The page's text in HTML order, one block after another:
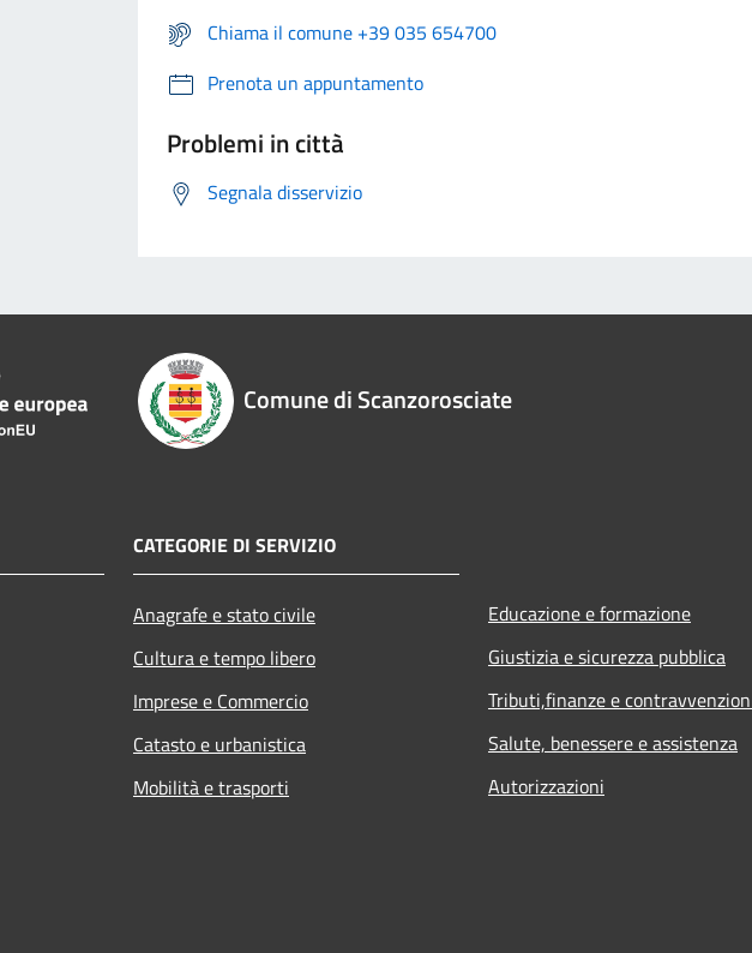
Chiama il comune +39 035 654700
Prenota un appuntamento
Problemi in città
Segnala disservizio
Comune di Scanzorosciate
CATEGORIE DI SERVIZIO
Anagrafe e stato civile
Cultura e tempo libero
Imprese e Commercio
Catasto e urbanistica
Mobilità e trasporti
Educazione e formazione
Giustizia e sicurezza pubblica
Tributi,finanze e
Salute, benessere e assistenza
Autorizzazioni